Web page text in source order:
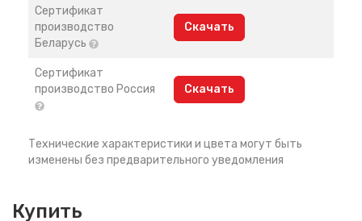
Сертификат
производство
Беларусь
Скачать
Сертификат
производство Россия
Скачать
Технические характеристики и цвета могут быть
изменены без предварительного уведомления
Купить